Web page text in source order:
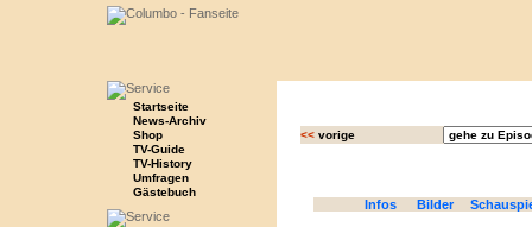
Startseite
News-Archiv
Shop
TV-Guide
TV-History
Umfragen
Gästebuch
<<vorige
Infos Bilder